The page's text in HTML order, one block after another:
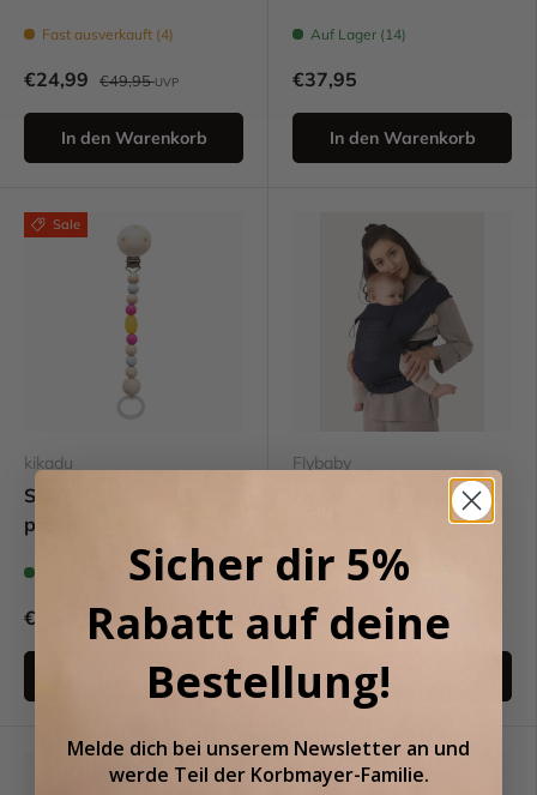
Fast ausverkauft (4)
€24,99 €49,95UVP
In den Warenkorb
Auf Lager (14)
€37,95
In den Warenkorb
Sale
kikadu
Schnullerkette gelb/-
pink
Auf Lager (13)
€9,99 €19,95 UVP
In den Warenkorb
Flybaby
Flybaby Babytrage-
Letzte Stücke (2)
€249,95
In den Warenkorb
Sicher dir 5%
Rabatt auf deine
Bestellung!
Melde dich bei unserem Newsletter an und
werde Teil der Korbmayer-Familie.